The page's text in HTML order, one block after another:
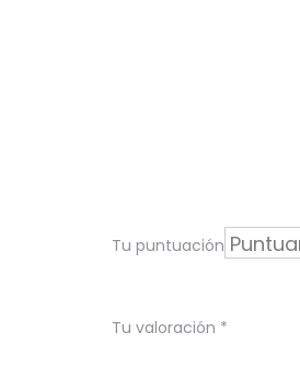
r
c
Tu puntuación
Tu valoración *